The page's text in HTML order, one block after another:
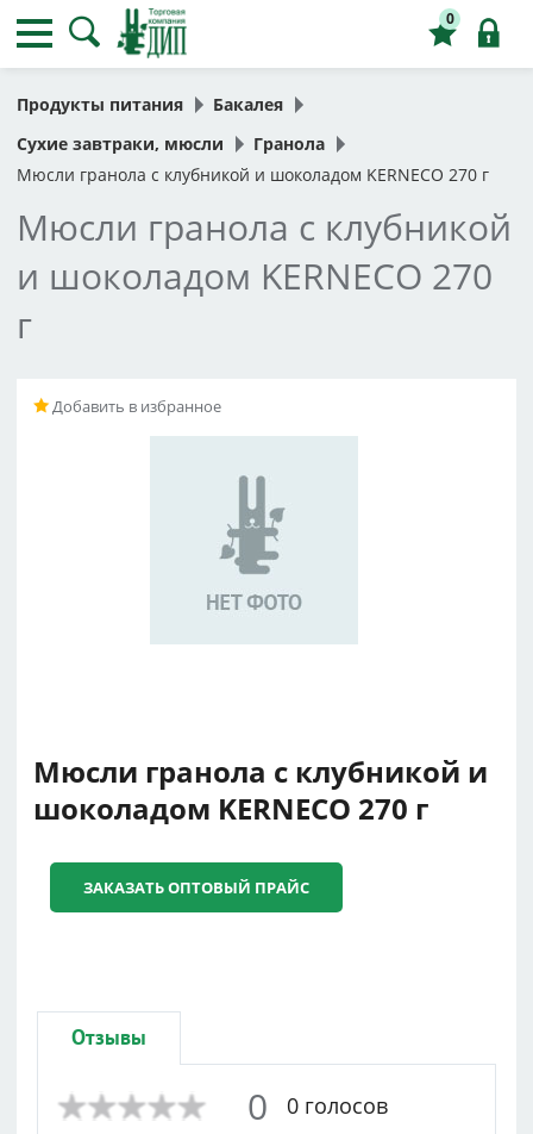
0
Продукты питания
Бакалея
Сухие завтраки, мюсли
Гранола
Мюсли гранола с клубникой и шоколадом KERNECO 270 г
Мюсли гранола с клубникой
и шоколадом KERNECO 270
г
Добавить в избранное
Мюсли гранола с клубникой и
шоколадом KERNECO 270 г
ЗАКАЗАТЬ ОПТОВЫЙ ПРАЙС
Отзывы
0 0 голосов